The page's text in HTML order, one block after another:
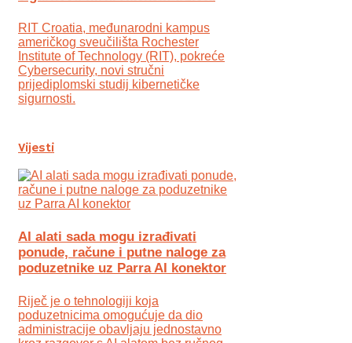
RIT Croatia, međunarodni kampus
američkog sveučilišta Rochester
Institute of Technology (RIT), pokreće
Cybersecurity, novi stručni
prijediplomski studij kibernetičke
sigurnosti.
Vijesti
AI alati sada mogu izrađivati
ponude, račune i putne naloge za
poduzetnike uz Parra AI konektor
Riječ je o tehnologiji koja
poduzetnicima omogućuje da dio
administracije obavljaju jednostavno